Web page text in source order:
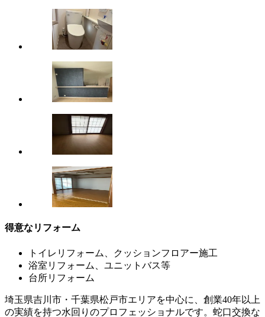
得意なリフォーム
トイレリフォーム、クッションフロアー施工
浴室リフォーム、ユニットバス等
台所リフォーム
埼玉県吉川市・千葉県松戸市エリアを中心に、創業40年以上
の実績を持つ水回りのプロフェッショナルです。蛇口交換な